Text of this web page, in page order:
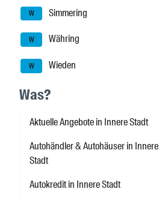
W Simmering
W Währing
W Wieden
Was?
Aktuelle Angebote in Innere Stadt
Autohändler & Autohäuser in Innere
Stadt
Autokredit in Innere Stadt